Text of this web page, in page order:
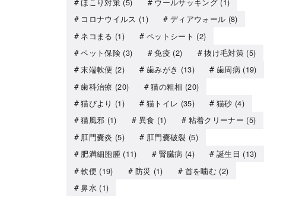
コロナウイルス (1) ディアウォール (8)
ネコまる (1) ペットシート (2)
ペット保険(3) 免疫 (2) 抜け毛対策(5)
末端軟便 (2) 歯みがき (13) 歯周病 (19)
歯科治療 (20) 猫の粗相 (20)
猫びより (1) 猫トイレ (35) 猫砂 (4)
猫風邪 (1) 異食 (1) 粘着クリーナー (5)
肛門嚢炎 (5) 肛門嚢破裂 (5)
肥満細胞腫(11) 腎臓病 (4) 誕生日 (13)
軟便 (19) 防災 (1) 首を噛む (2)
鼻水(1)